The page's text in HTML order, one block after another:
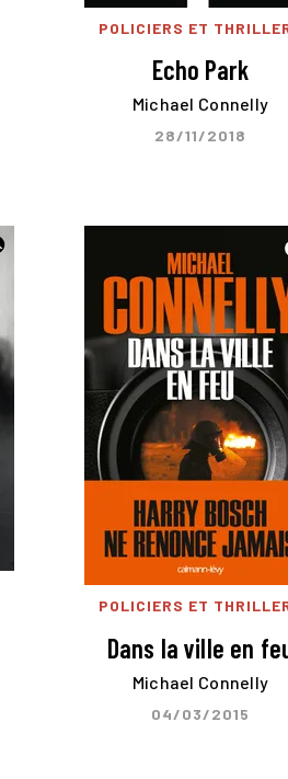
POLICIERS ET
Echo Park
Michael Connelly
28/11/2018
POLICIERS ET
Dans la ville en
Michael Connelly
04/03/2015